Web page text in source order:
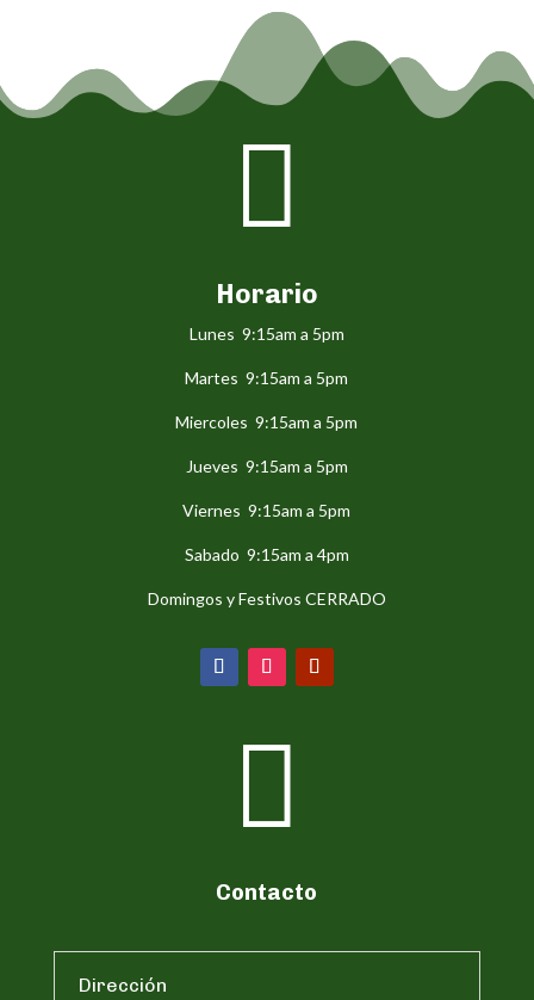

Horario
Lunes 9:15am a 5pm
Martes 9:15am a 5pm
Miercoles 9:15am a 5pm
Jueves 9:15am a 5pm
Viernes 9:15am a 5pm
Sabado 9:15am a 4pm
Domingos y Festivos CERRADO

Contacto
Dirección